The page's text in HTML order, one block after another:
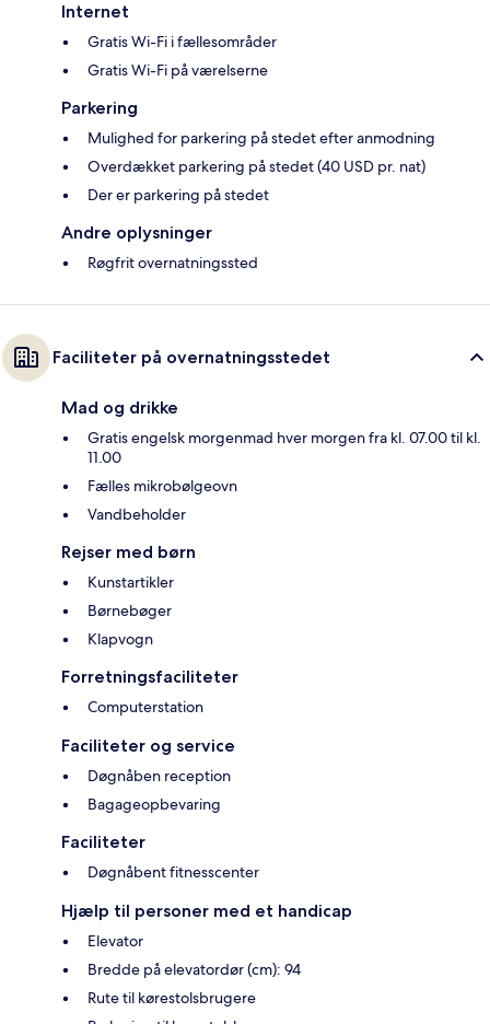
Internet
Gratis Wi-Fi i fællesområder
Gratis Wi-Fi på værelserne
Parkering
Mulighed for parkering på stedet efter anmodning
Overdækket parkering på stedet (40 USD pr. nat)
Der er parkering på stedet
Andre oplysninger
Røgfrit overnatningssted
Faciliteter på overnatningsstedet
Mad og drikke
Gratis engelsk morgenmad hver morgen fra kl. 07.00 til kl.
11.00
Fælles mikrobølgeovn
Vandbeholder
Rejser med børn
Kunstartikler
Børnebøger
Klapvogn
Forretningsfaciliteter
Computerstation
Faciliteter og service
Døgnåben reception
Bagageopbevaring
Faciliteter
Døgnåbent fitnesscenter
Hjælp til personer med et handicap
Elevator
Bredde på elevatordør (cm): 94
Rute til kørestolsbrugere